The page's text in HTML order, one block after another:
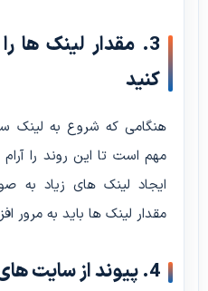
3. مقدار لینک ها
کنید
هنگامی که شروع به لینک
مهم است تا این روند را
ایجاد لینک های زیاد به
مقدار لینک ها باید به مرور
4. پیوند از سایت های مرتبط